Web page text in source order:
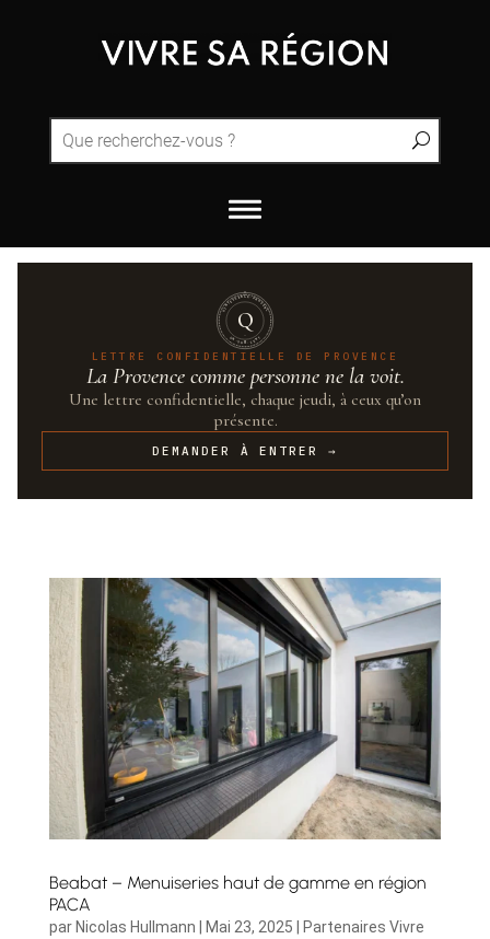
QUINTESSENCE·PROVENCE
UN·SUR·CENT
Q
LETTRE CONFIDENTIELLE DE PROVENCE
La Provence comme personne ne la voit.
Une lettre confidentielle, chaque jeudi, à ceux qu’on
présente.
DEMANDER À ENTRER →
Beabat – Menuiseries haut de gamme en région
PACA
par Nicolas Hullmann Mai 23, 2025
Partenaires Vivre